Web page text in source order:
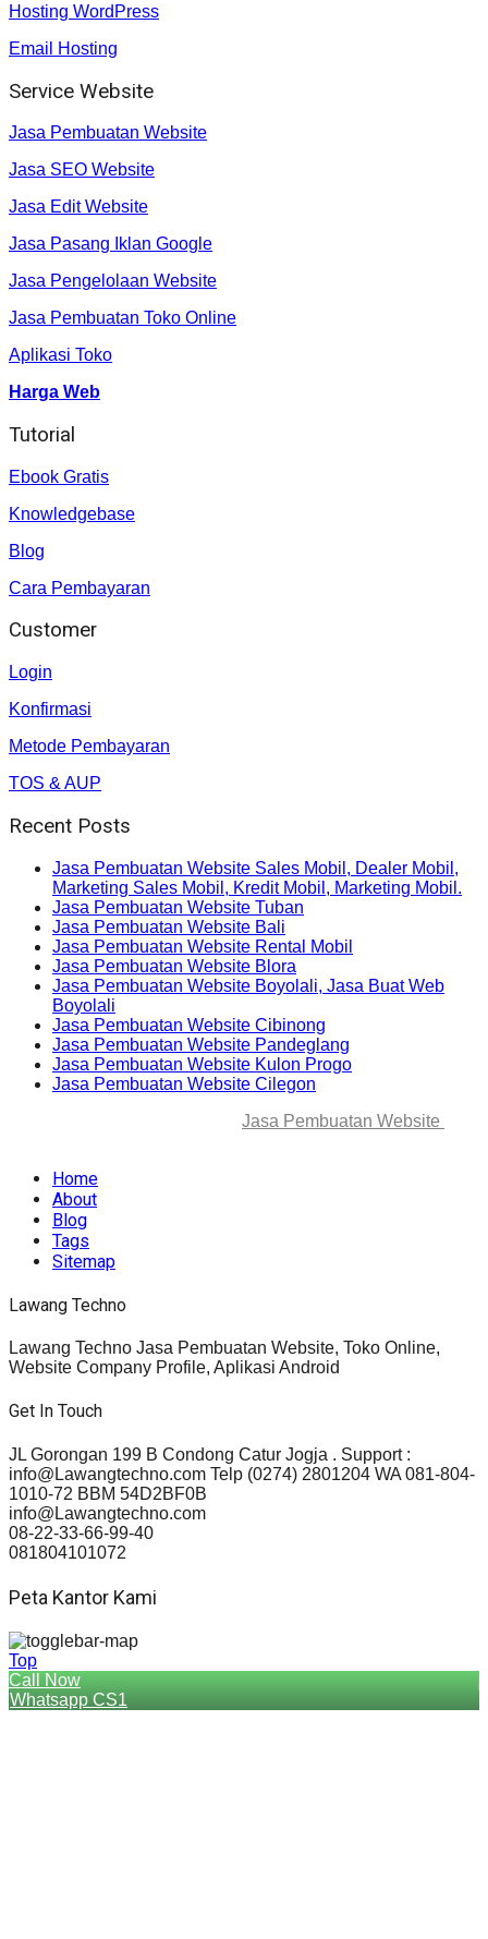
Hosting WordPress
Email Hosting
Service Website
Jasa Pembuatan Website
Jasa SEO Website
Jasa Edit Website
Jasa Pasang Iklan Google
Jasa Pengelolaan Website
Jasa Pembuatan Toko Online
Aplikasi Toko
Harga Web
Tutorial
Ebook Gratis
Knowledgebase
Blog
Cara Pembayaran
Customer
Login
Konfirmasi
Metode Pembayaran
TOS & AUP
Recent Posts
Jasa Pembuatan Website Sales Mobil, Dealer Mobil,
Marketing Sales Mobil, Kredit Mobil, Marketing Mobil.
Jasa Pembuatan Website Tuban
Jasa Pembuatan Website Bali
Jasa Pembuatan Website Rental Mobil
Jasa Pembuatan Website Blora
Jasa Pembuatan Website Boyolali, Jasa Buat Web
Boyolali
Jasa Pembuatan Website Cibinong
Jasa Pembuatan Website Pandeglang
Jasa Pembuatan Website Kulon Progo
Jasa Pembuatan Website Cilegon
Jasa Pembuatan Website
Home
About
Blog
Tags
Sitemap
Lawang Techno
Lawang Techno Jasa Pembuatan Website, Toko Online,
Website Company Profile, Aplikasi Android
Get In Touch
JL Gorongan 199 B Condong Catur Jogja . Support :
info@Lawangtechno.com Telp (0274) 2801204 WA 081-804-
1010-72 BBM 54D2BF0B
info@Lawangtechno.com
08-22-33-66-99-40
081804101072
Peta Kantor Kami
Top
Call Now
Whatsapp CS1